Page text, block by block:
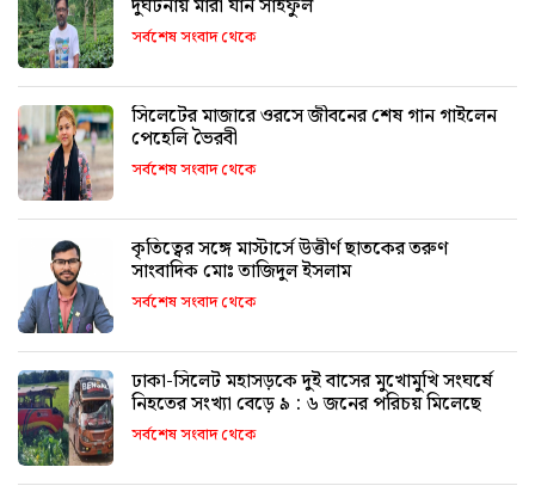
দুর্ঘটনায় মারা যান সাইফুল
সর্বশেষ সংবাদ থেকে
সিলেটের মাজারে ওরসে জীবনের শেষ গান গাইলেন
পেহেলি ভৈরবী
সর্বশেষ সংবাদ থেকে
কৃতিত্বের সঙ্গে মাস্টার্সে উত্তীর্ণ ছাতকের তরুণ
সাংবাদিক মোঃ তাজিদুল ইসলাম
সর্বশেষ সংবাদ থেকে
ঢাকা-সিলেট মহাসড়কে দুই বাসের মুখোমুখি সংঘর্ষে
নিহতের সংখ্যা বেড়ে ৯ : ৬ জনের পরিচয় মিলেছে
সর্বশেষ সংবাদ থেকে